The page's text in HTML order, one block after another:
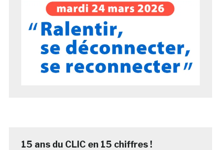
15 ans du CLIC en 15 chiffres !